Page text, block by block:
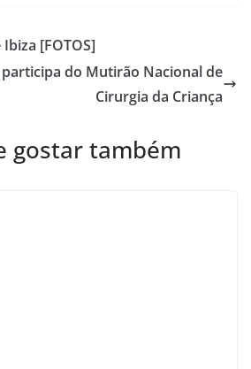
[FOTOS]
do Mutirão Nacional de
Cirurgia da Criança
gostar também